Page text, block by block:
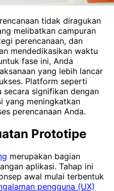
tidak diragukan
melibatkan campuran
perencanaan, dan
mendedikasikan waktu
fase ini, Anda
yang lebih lancar
Platform seperti
signifikan dengan
yang meningkatkan
perencanaan Anda.
Prototipe
merupakan bagian
aplikasi. Tahap ini
awal mulai terbentuk
pengguna (UX)